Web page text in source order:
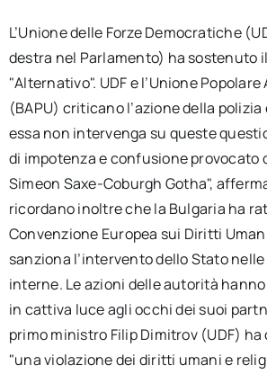
L’Unione delle Forze Democratiche
destra nel Parlamento) ha sostenuto
"Alternativo". UDF e l’Unione
(BAPU) criticano l’azione della
essa non intervenga su queste
di impotenza e confusione provocato
Simeon Saxe-Coburgh Gotha",
ricordano inoltre che la Bulgaria ha
Convenzione Europea sui Diritti
sanziona l’intervento dello Stato
interne. Le azioni delle autorità
in cattiva luce agli occhi dei suoi
primo ministro Filip Dimitrov (UDF)
"una violazione dei diritti umani e